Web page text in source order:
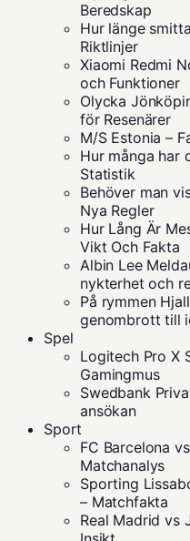
Beredskap
Hur länge
Riktlinjer
Xiaomi Redmi
och Funktioner
Olycka
för Resenärer
M/S Estonia –
Hur många har
Statistik
Behöver man
Nya Regler
Hur Lång Är
Vikt Och Fakta
Albin Lee
nykterhet och
På rymmen
genombrott till
Spel
Logitech Pro X
Gamingmus
Swedbank
ansökan
Sport
FC Barcelona
Matchanalys
Sporting
– Matchfakta
Real Madrid vs